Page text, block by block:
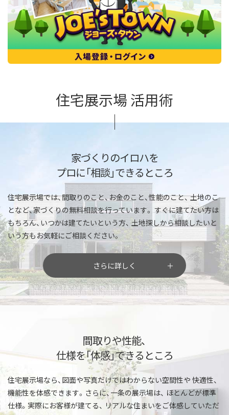
住宅展示場 活用術
家づくりのイロハを
プロに「相談」できるところ
住宅展示場では、間取りのこと、お金のこと、性能のこと、土地のこ
となど、家づくりの無料相談を行っています。 すぐに建てたい方は
もちろん、いつかは建てたいという方、 土地探しから相談したいと
いう方もお気軽にご相談ください。
さらに詳しく
間取りや性能、
仕様を「体感」できるところ
住宅展示場なら、図面や写真だけではわからない空間性や 快適性、
機能性を体感できます。さらに、一条の展示場は、 ほとんどが標準
仕様。実際にお客様が建てる、 リアルな住まいをご体感していただ